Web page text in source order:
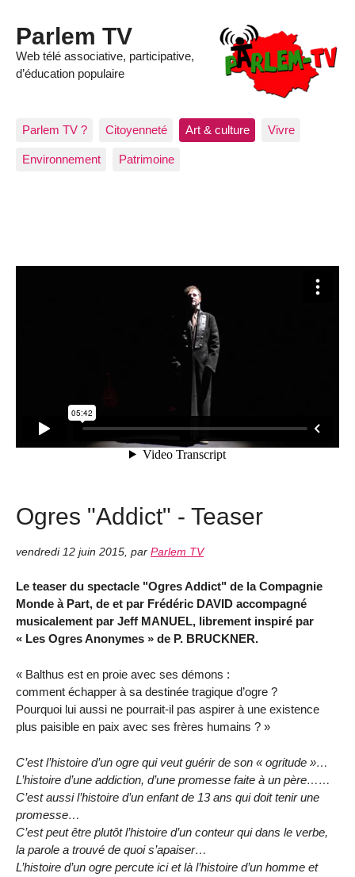
Parlem TV
Web télé associative, participative,
d’éducation populaire
Parlem TV ? Citoyenneté Art & culture Vivre
Environnement Patrimoine
Ogres "Addict" - Teaser
vendredi 12 juin 2015 par Parlem TV
Le teaser du spectacle "Ogres Addict" de la Compagnie
Monde à Part, de et par Frédéric DAVID accompagné
musicalement par Jeff MANUEL, librement inspiré par
« Les Ogres Anonymes » de P. BRUCKNER.
« Balthus est en proie avec ses démons :
comment échapper à sa destinée tragique d’ogre ?
Pourquoi lui aussi ne pourrait-il pas aspirer à une existence
plus paisible en paix avec ses frères humains ? »
C’est l’histoire d’un ogre qui veut guérir de son « ogritude »…
L’histoire d’une addiction, d’une promesse faite à un père……
C’est aussi l’histoire d’un enfant de 13 ans qui doit tenir une
promesse…
C’est peut être plutôt l’histoire d’un conteur qui dans le verbe,
la parole a trouvé de quoi s’apaiser…
L’histoire d’un ogre percute ici et là l’histoire d’un homme et